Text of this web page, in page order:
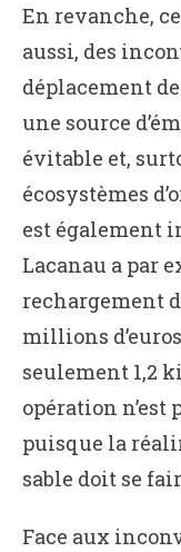
En revanche,
aussi, des
déplacement
une source
évitable et,
écosystèmes
est également
Lacanau a par
rechargement
millions
seulement 1,2
opération n’est
puisque la
sable doit se
Face aux